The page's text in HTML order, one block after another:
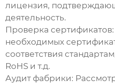
лицензия,
деятельность.
Проверка сертификатов:
необходимых
соответствия
RoHS и т.д.
Аудит фабрики: